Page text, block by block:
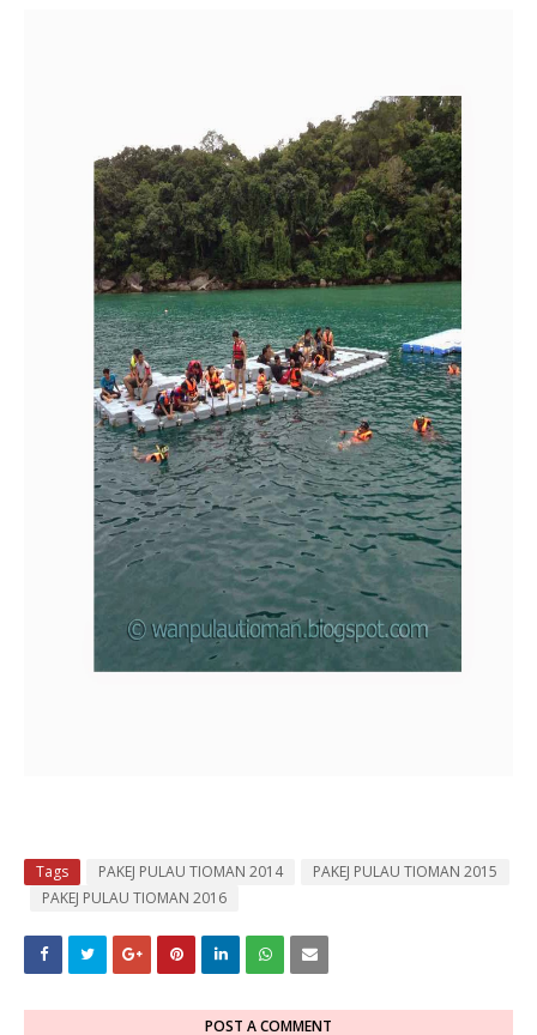
Tags PAKEJ PULAU TIOMAN 2014
PAKEJ PULAU TIOMAN 2015
PAKEJ PULAU TIOMAN 2016
POST A COMMENT